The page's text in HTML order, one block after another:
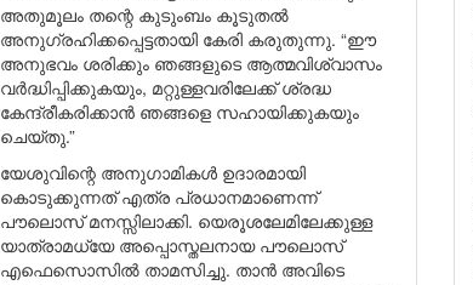
അതുമൂലം തന്റെ കുടുംബം കൂടുതൽ
അനുഗ്രഹിക്കപ്പെട്ടതായി കേരി കരുതുന്നു. “ഈ
അനുഭവം ശരിക്കും ഞങ്ങളുടെ ആത്മവിശ്വാസം
വർദ്ധിപ്പിക്കുകയും, മറ്റുള്ളവരിലേക്ക് ശ്രദ്ധ
കേന്ദ്രീകരിക്കാൻ ഞങ്ങളെ സഹായിക്കുകയും
ചെയ്തു.”
യേശുവിന്റെ അനുഗാമികൾ ഉദാരമായി
കൊടുക്കുന്നത് എത്ര പ്രധാനമാണെന്ന്
പൗലൊസ് മനസ്സിലാക്കി. യെരൂശലേമിലേക്കുള്ള
യാത്രാമധ്യേ അപ്പൊസ്തലനായ പൗലൊസ്
എഫെസൊസിൽ താമസിച്ചു. താൻ അവിടെ